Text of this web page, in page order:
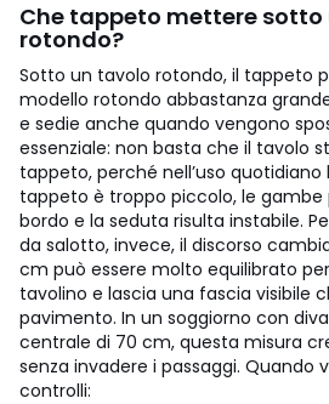
Che tappeto mettere
rotondo?
Sotto un tavolo rotondo, il tappeto
modello rotondo abbastanza
e sedie anche quando vengono
essenziale: non basta che il tavolo
tappeto, perché nell’uso quotidiano
tappeto è troppo piccolo, le gambe
bordo e la seduta risulta instabile.
da salotto, invece, il discorso
cm può essere molto equilibrato
tavolino e lascia una fascia visibile
pavimento. In un soggiorno con
centrale di 70 cm, questa misura
senza invadere i passaggi. Quando
controlli: